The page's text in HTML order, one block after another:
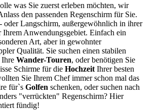
was Sie zuerst erleben möchten, wir
den passenden Regenschirm für Sie.
oder Langschirm, außergewöhnlich in ihrer
Ihrem Anwendungsgebiet. Einfach ein
Art, aber in gewohnter
Qualität. Sie suchen einen stabilen
Ihre Wander-Touren, oder benötigen Sie
Schirme für die Hochzeit Ihrer besten
Sie Ihrem Chef immer schon mal das
für`s Golfen schenken, oder suchen nach
"verrückten" Regenschirm? Hier
fündig!